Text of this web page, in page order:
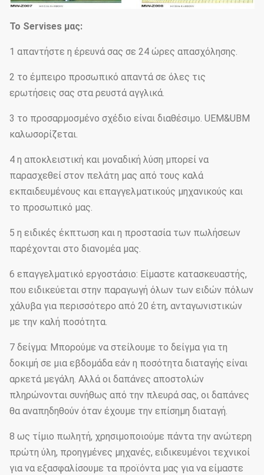
Το Servises μας:
1 απαντήστε η έρευνά σας σε 24 ώρες απασχόλησης.
2 το έμπειρο προσωπικό απαντά σε όλες τις
ερωτήσεις σας στα ρευστά αγγλικά.
3 το προσαρμοσμένο σχέδιο είναι διαθέσιμο. UEM&UBM
καλωσορίζεται.
4 η αποκλειστική και μοναδική λύση μπορεί να
παρασχεθεί στον πελάτη μας από τους καλά
εκπαιδευμένους και επαγγελματικούς μηχανικούς και
το προσωπικό μας.
5 η ειδικές έκπτωση και η προστασία των πωλήσεων
παρέχονται στο διανομέα μας.
6 επαγγελματικό εργοστάσιο: Είμαστε κατασκευαστής,
που ειδικεύεται στην παραγωγή όλων των ειδών πόλων
χάλυβα για περισσότερο από 20 έτη, ανταγωνιστικών
με την καλή ποσότητα.
7 δείγμα: Μπορούμε να στείλουμε το δείγμα για τη
δοκιμή σε μια εβδομάδα εάν η ποσότητα διαταγής είναι
αρκετά μεγάλη. Αλλά οι δαπάνες αποστολών
πληρώνονται συνήθως από την πλευρά σας, οι δαπάνες
θα αναπηδηθούν όταν έχουμε την επίσημη διαταγή.
8 ως τίμιο πωλητή, χρησιμοποιούμε πάντα την ανώτερη
πρώτη ύλη, προηγμένες μηχανές, ειδικευμένοι τεχνικοί
για να εξασφαλίσουμε τα προϊόντα μας για να είμαστε